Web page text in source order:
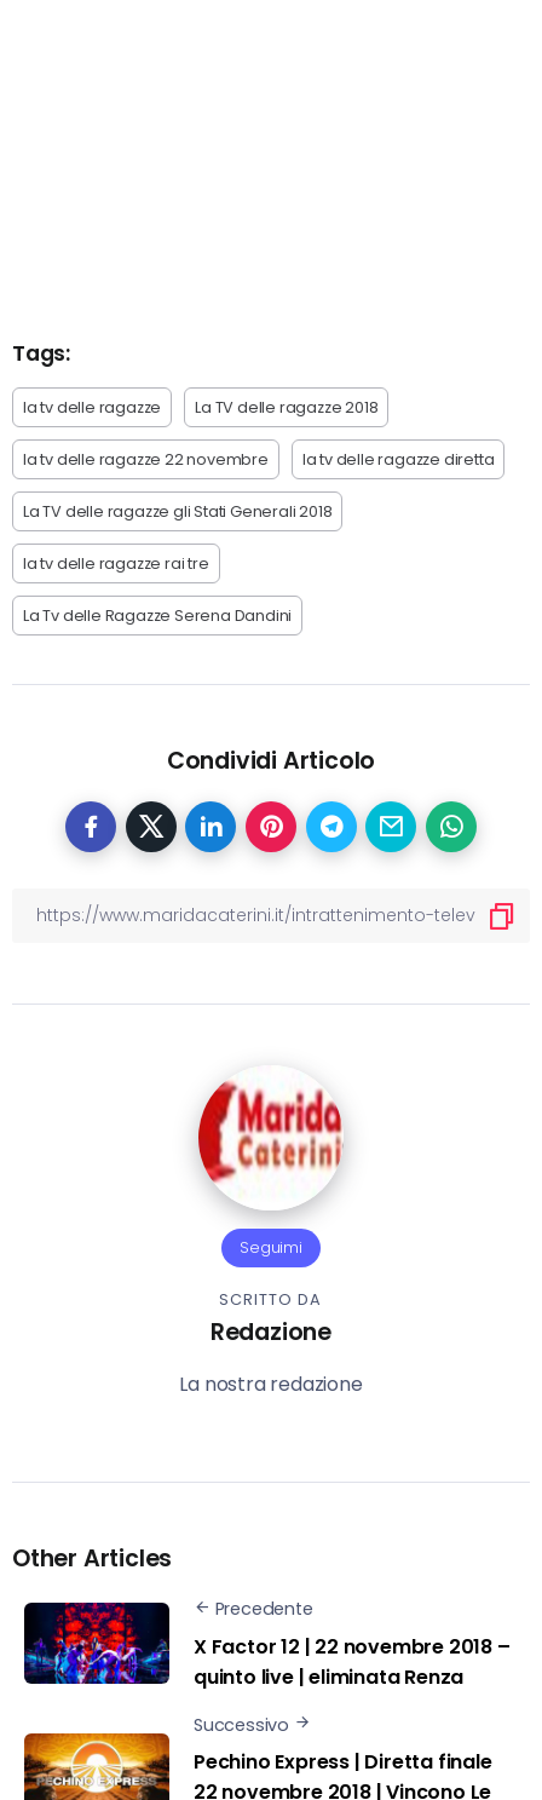
Tags:
la tv delle ragazze La TV delle ragazze 2018
la tv delle ragazze 22 novembre la tv delle ragazze diretta
La TV delle ragazze gli Stati Generali 2018
la tv delle ragazze rai tre
La Tv delle Ragazze Serena Dandini
Condividi Articolo
Seguimi
SCRITTO DA
Redazione
La nostra redazione
Other Articles
Precedente
X Factor 12 | 22 novembre 2018 –
quinto live | eliminata Renza
Successivo
Pechino Express | Diretta finale
22 novembre 2018 | Vincono Le